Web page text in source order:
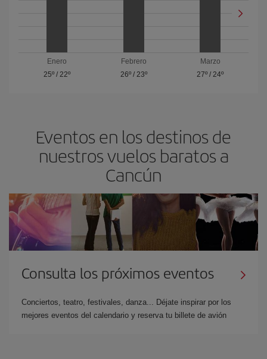
Enero
25º/ 22º
Febrero
26º/ 23º
Marzo
27º /24º
Eventos en los destinos de
nuestros vuelos baratos a
Cancún
Consulta los próximos eventos
Conciertos, teatro, festivales, danza... Déjate inspirar por los
mejores eventos del calendario y reserva tu billete de avión